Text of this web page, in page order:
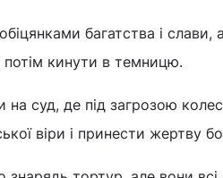
багатства і слави,
потім кинути в темницю.
суд, де під загрозою
віри і принести жертву